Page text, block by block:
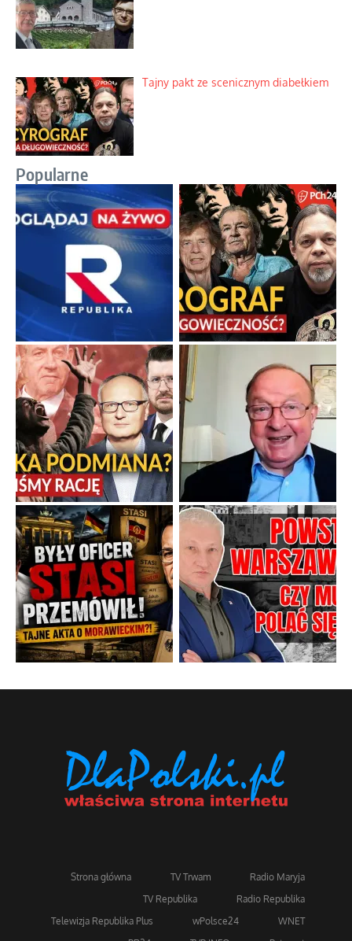
Tajny pakt ze scenicznym diabełkiem
Popularne
Strona główna TV Trwam
Radio Maryja
TV Republika
Radio Republika
Telewizja Republika Plus
wPolsce24
WNET